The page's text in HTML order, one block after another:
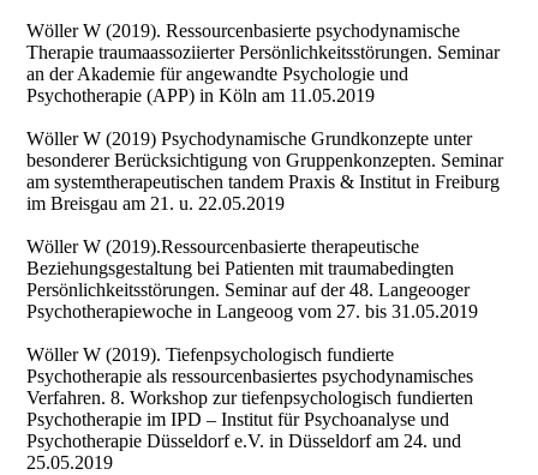
Wöller W (2019). Ressourcenbasierte psychodynamische
Therapie traumaassoziierter Persönlichkeitsstörungen. Seminar
an der Akademie für angewandte Psychologie und
Psychotherapie (APP) in Köln am 11.05.2019
Wöller W (2019) Psychodynamische Grundkonzepte unter
besonderer Berücksichtigung von Gruppenkonzepten. Seminar
am systemtherapeutischen tandem Praxis & Institut in Freiburg
im Breisgau am 21. u. 22.05.2019
Wöller W (2019).Ressourcenbasierte therapeutische
Beziehungsgestaltung bei Patienten mit traumabedingten
Persönlichkeitsstörungen. Seminar auf der 48. Langeooger
Psychotherapiewoche in Langeoog vom 27. bis 31.05.2019
Wöller W (2019). Tiefenpsychologisch fundierte
Psychotherapie als ressourcenbasiertes psychodynamisches
Verfahren. 8. Workshop zur tiefenpsychologisch fundierten
Psychotherapie im IPD – Institut für Psychoanalyse und
Psychotherapie Düsseldorf e.V. in Düsseldorf am 24. und
25.05.2019